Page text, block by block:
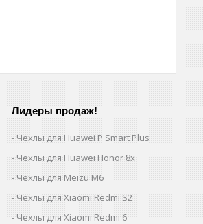
Лидеры продаж!
Чехлы для Huawei P Smart Plus
Чехлы для Huawei Honor 8x
Чехлы для Meizu M6
Чехлы для Xiaomi Redmi S2
Чехлы для Xiaomi Redmi 6